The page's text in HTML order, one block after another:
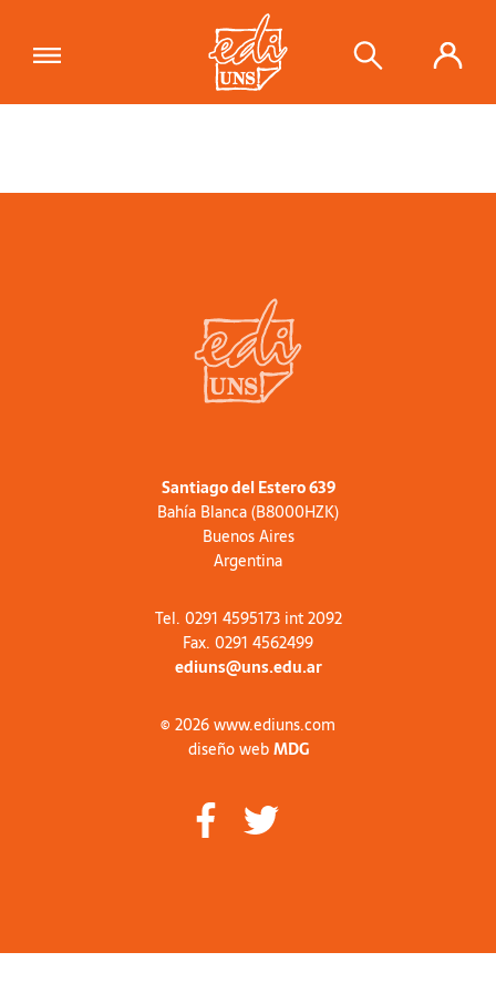
Santiago del Estero 639
Bahía Blanca (B8000HZK)
Buenos Aires
Argentina
Tel. 0291 4595173 int 2092
Fax. 0291 4562499
ediuns@uns.edu.ar
© 2026 www.ediuns.com
diseño webMDG